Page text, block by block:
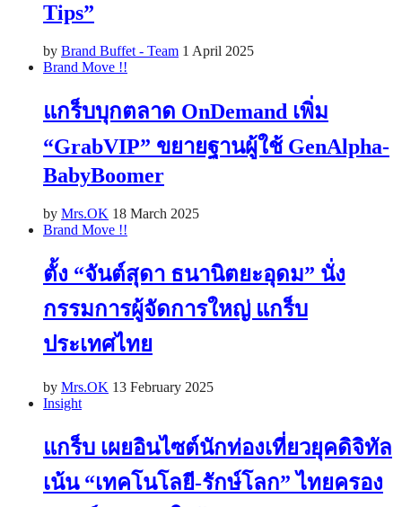
Tips”
by Brand Buffet - Team 1 April 2025
Brand Move !!
แกร็บบุกตลาด OnDemand เพิ่ม
“GrabVIP” ขยายฐานผู้ใช้ GenAlpha-
BabyBoomer
by Mrs.OK 18 March 2025
Brand Move !!
ตั้ง “จันต์สุดา ธนานิตยะอุดม” นั่ง
กรรมการผู้จัดการใหญ่ แกร็บ
ประเทศไทย
by Mrs.OK 13 February 2025
Insight
แกร็บ เผยอินไซต์นักท่องเที่ยวยุคดิจิทัล
เน้น “เทคโนโลยี-รักษ์โลก” ไทยครอง